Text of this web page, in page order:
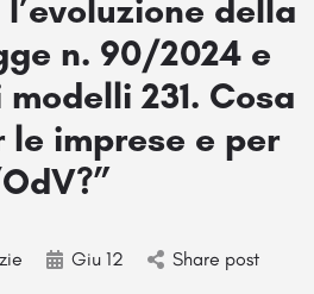
della
n. 90/2024 e
231. Cosa
imprese e per
Giu 12 Share post